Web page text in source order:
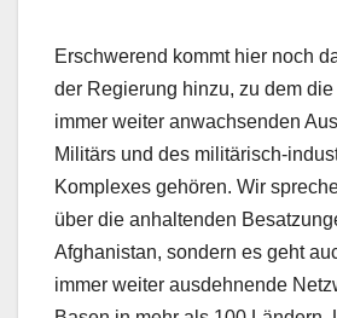
Erschwerend kommt hier noch
der Regierung hinzu, zu dem
immer weiter anwachsenden
Militärs und des militärisch-
Komplexes gehören. Wir
über die anhaltenden
Afghanistan, sondern es geht
immer weiter ausdehnende